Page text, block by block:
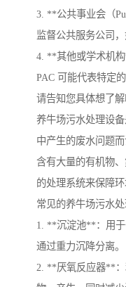
3. **公共事业会（
监督公共服务公司
4. **其他或学术机
PAC 可能代表特定的
请告知您具体想了解
养牛场污水处理设
中产生的废水问题
含有大量的有机物
的处理系统来保障
常见的养牛场污水处
1. **沉淀池**：用于
通过重力沉降分离。
2. **厌氧反应器**